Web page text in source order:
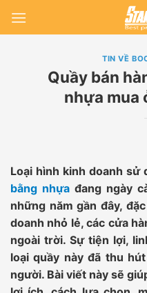
TIN VỀ
Quầy bán
nhựa mua
Loại hình kinh doanh sử
bằng nhựa đang ngày
những năm gần đây,
doanh nhỏ lẻ, các cửa
ngoài trời. Sự tiện lợi,
loại quầy này đã thu
người. Bài viết này sẽ